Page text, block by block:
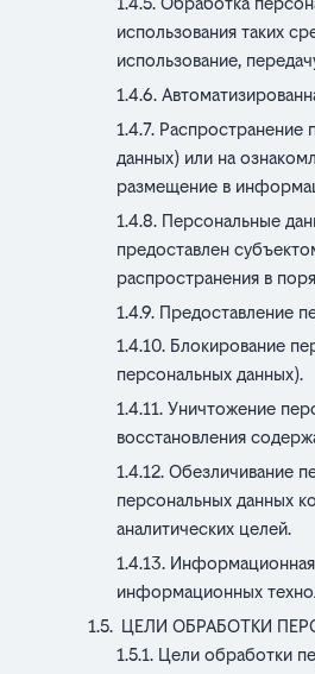
использования таких
использование,
Распространение
данных) или на
размещение в
Персональные
предоставлен
распространения в
Предоставление
Блокирование
персональных данных).
Уничтожение
восстановления
Обезличивание
персональных данных
аналитических целей.
Информационная
информационных
ЦЕЛИ ОБРАБОТКИ
Цели обработки